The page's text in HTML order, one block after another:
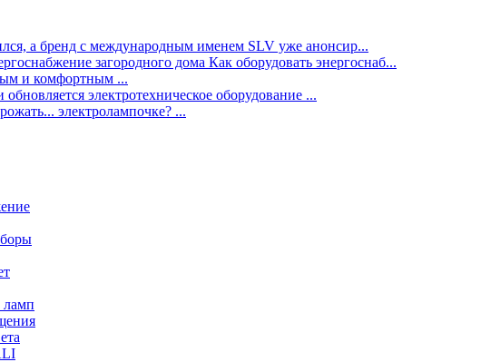
а бренд с международным именем SLV уже анонсир...
загородного дома Как оборудовать энергоснаб...
и комфортным ...
электротехническое оборудование ...
электролампочке? ...
ламп